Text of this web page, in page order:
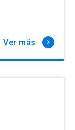
Ver más keyboard_arrow_right